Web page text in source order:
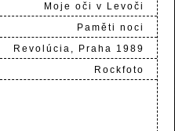
Moje oči v Levoči
Paměti noci
Revolúcia, Praha 1989
Rockfoto